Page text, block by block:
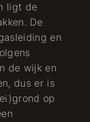
ligt de
De
en
de wijk en
dus er is
op